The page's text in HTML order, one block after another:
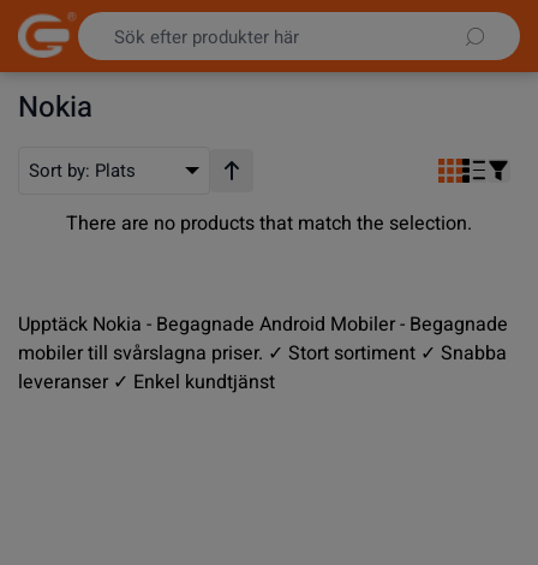
Hoppa till innehållet
Nokia
Sort by: Plats
Stigande ordning
There are no products that match the selection.
Upptäck Nokia - Begagnade Android Mobiler - Begagnade
mobiler till svårslagna priser. ✓ Stort sortiment ✓ Snabba
leveranser ✓ Enkel kundtjänst